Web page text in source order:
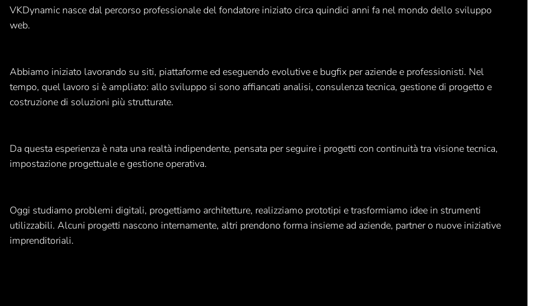
VKDynamic nasce dal percorso professionale del fondatore iniziato circa quindici anni fa nel mondo dello sviluppo
web.
Abbiamo iniziato lavorando su siti, piattaforme ed eseguendo evolutive e bugfix per aziende e professionisti. Nel
tempo, quel lavoro si è ampliato: allo sviluppo si sono affiancati analisi, consulenza tecnica, gestione di progetto e
costruzione di soluzioni più strutturate.
Da questa esperienza è nata una realtà indipendente, pensata per seguire i progetti con continuità tra visione tecnica,
impostazione progettuale e gestione operativa.
Oggi studiamo problemi digitali, progettiamo architetture, realizziamo prototipi e trasformiamo idee in strumenti
utilizzabili. Alcuni progetti nascono internamente, altri prendono forma insieme ad aziende, partner o nuove iniziative
imprenditoriali.